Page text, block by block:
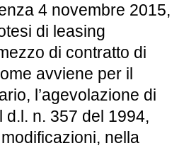
4 novembre 2015,
di leasing
di contratto di
avviene per il
l’agevolazione di
d.l. n. 357 del 1994,
nella